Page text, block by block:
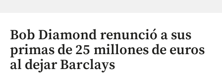
Bob Diamond renunció a sus
primas de 25 millones de euros
al dejar Barclays